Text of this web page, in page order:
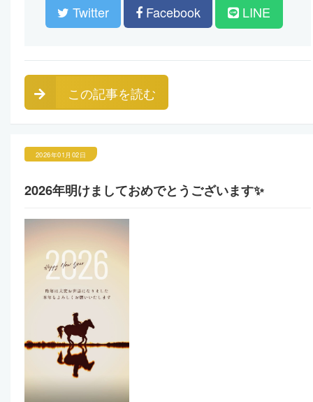
Twitter Facebook LINE
この記事を読む
2026年01月02日
2026年明けましておめでとうございます✨